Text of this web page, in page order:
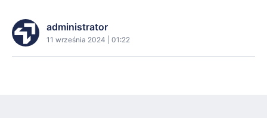
administrator
11 września 2024 | 01:22